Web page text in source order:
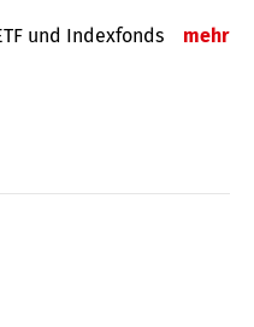
und Indexfonds mehr